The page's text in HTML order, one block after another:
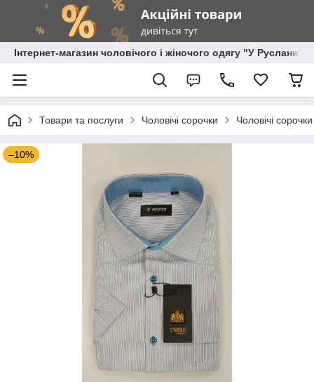
Інтернет-магазин чоловічого і жіночого одягу "У Руслани"
Товари та послуги Чоловічі сорочки Чоловічі
–10%